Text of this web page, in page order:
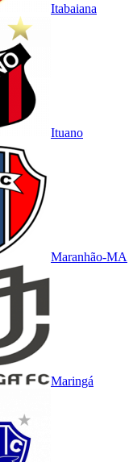
Itabaiana
Ituano
Maranhão-MA
Maringá